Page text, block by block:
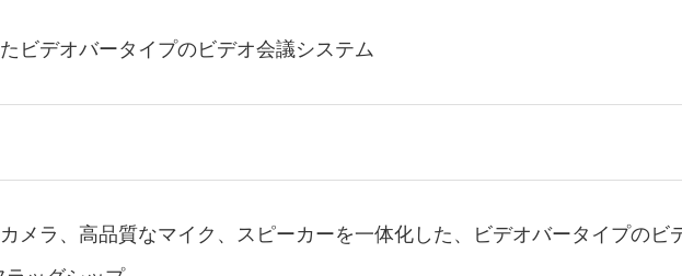
ビデオバータイプのビデオ会議システム
メラ、高品質なマイク、スピーカーを一体化した、ビデオバータイプのビ